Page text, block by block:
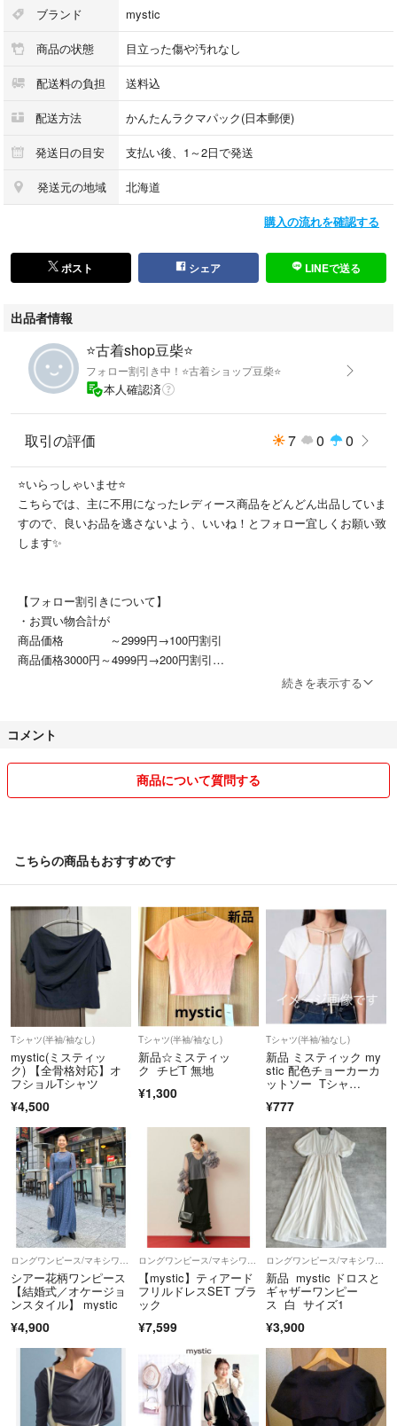
◼️商品詳細
ノースリーブカットソー
ショート丈
ストレッチ
淡いグリーンのノースリーブトップス、クロップドデザインで夏に最適⭐
ポリウレタン 5％
身幅 約46
着丈 約39
※素人採寸の為、誤差はご了承下さい。
ライトグリーン
◼️状態
全体的に目立った汚れや傷みはありません。一度人の手に渡った商品とい
◼️発送方法
小さく畳んでチャック付きビニールに入れて発送させて頂きます。
自宅にて保管していました。
タバコも吸いません。ペットもいません。
他の商品はこちらから
#豆柴ブランド
【一般的なサイズ表】ご参考までにどうぞ(^-^)
平均サイズ表
【女性:S】
身長:150～155cm
バスト:75～81cm
ウエスト:56～61cm
ヒップ:82～88cm
【女性:M】
身長:155～160cm
バスト:81～88cm
ウエスト:61～66cm
ヒップ:88～93cm
【女性:L】
身長:160～165cm
バスト:88～95cm
ウエスト:66～75cm
ヒップ:93～99cm
【女性:XL】
身長:165～170cm
ウエスト:75～81cm
ヒップ:98～104cm
サイズ...FREE SIZE
ブランド mystic
商品の状態 目立った傷や汚れなし
配送料の負担 送料込
配送方法 かんたんラクマパック(日本郵便)
発送日の目安 支払い後、1～2日で発送
発送元の地域 北海道
購入の流れを確認する
ポスト シェア LINEで送る
出品者情報
⭐古着shop豆柴⭐
フォロー割引き中！⭐古着ショップ豆柴⭐
本人確認済
取引の評価 7 0 0
⭐いらっしゃいませ⭐
こちらでは、主に不用になったレディース商品をどんどん出品していま
すので、良いお品を逃さないよう、いいね！とフォロー宜しくお願い致
します✨️
【フォロー割引きについて】
・お買い物合計が
商品価格 ～2999円→100円割引
商品価格3000円～4999円→200円割引
させて頂きます(^^)
⚠️値引き対象商品は1600円以上とさせて頂きます。
※商品によっては対応できない場合がありますのでご了承下さい
※希望金額をご提示して頂けるとお取引がスムーズです。
尚、大幅なお値引きはご遠慮下さい。
■注意点
━━━━━━━━━━━━━━━━━━
①ブランド品の真贋について
全て正規品である事をお約束致します。
偽物の取り扱いは一切ございません。
②発送について
ご購入後はなるべく迅速な対応をお約束致します。
お支払い後は当日〜2日以内の発送を心掛けております。
③商品の状態について
商品コンディションを画像等で必ずご確認下さい。
中古品の取り扱いが多い為、基本的には、こちらで検品をしております
が、気付かない軽微な傷や汚れ、破れなどはあるかもしれませんので、
ご承知おき下さい。
続きを表示する
コメント
商品について質問する
こちらの商品もおすすめです
Tシャツ(半袖/袖なし)
mystic(ミスティッ
ク) 【全骨格対応】オ
フショルTシャツ
¥4,500
Tシャツ(半袖/袖なし)
新品☆ミスティッ
ク チビT 無地
¥1,300
Tシャツ(半袖/袖なし)
新品 ミスティック my
stic 配色チョーカーカ
ットソー Tシャ
¥777
シアー花柄ワンピース
【結婚式／オケージョ
ンスタイル】 mystic
¥4,900
【mystic】ティアード
フリルドレスSET ブラ
ック
¥7,599
新品 mystic ドロスと
ギャザーワンピー
ス 白 サイズ1
¥3,900